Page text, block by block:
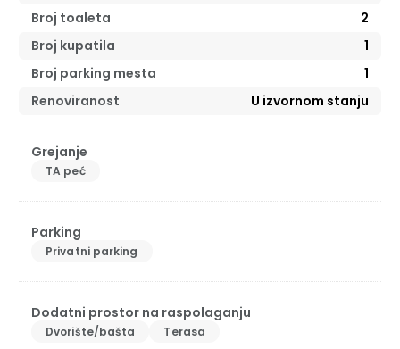
Broj toaleta
2
Broj kupatila
1
Broj parking mesta
1
Renoviranost
U izvornom stanju
Grejanje
TA peć
Parking
Privatni parking
Dodatni prostor na raspolaganju
Dvorište/bašta Terasa